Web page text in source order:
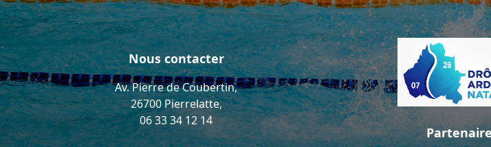
Nous contacter
Av. Pierre de Coubertin,
26700 Pierrelatte,
06 33 34 12 14